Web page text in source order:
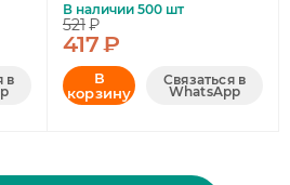
в
В наличии 500 шт
521₽
417₽
В
корзину
Связаться в
WhatsApp